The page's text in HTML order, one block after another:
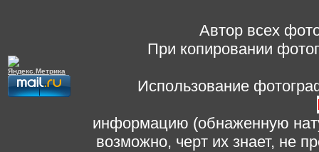
Автор всех
При копировании
Использование
информацию (обнаженную
возможно, черт их знает, не